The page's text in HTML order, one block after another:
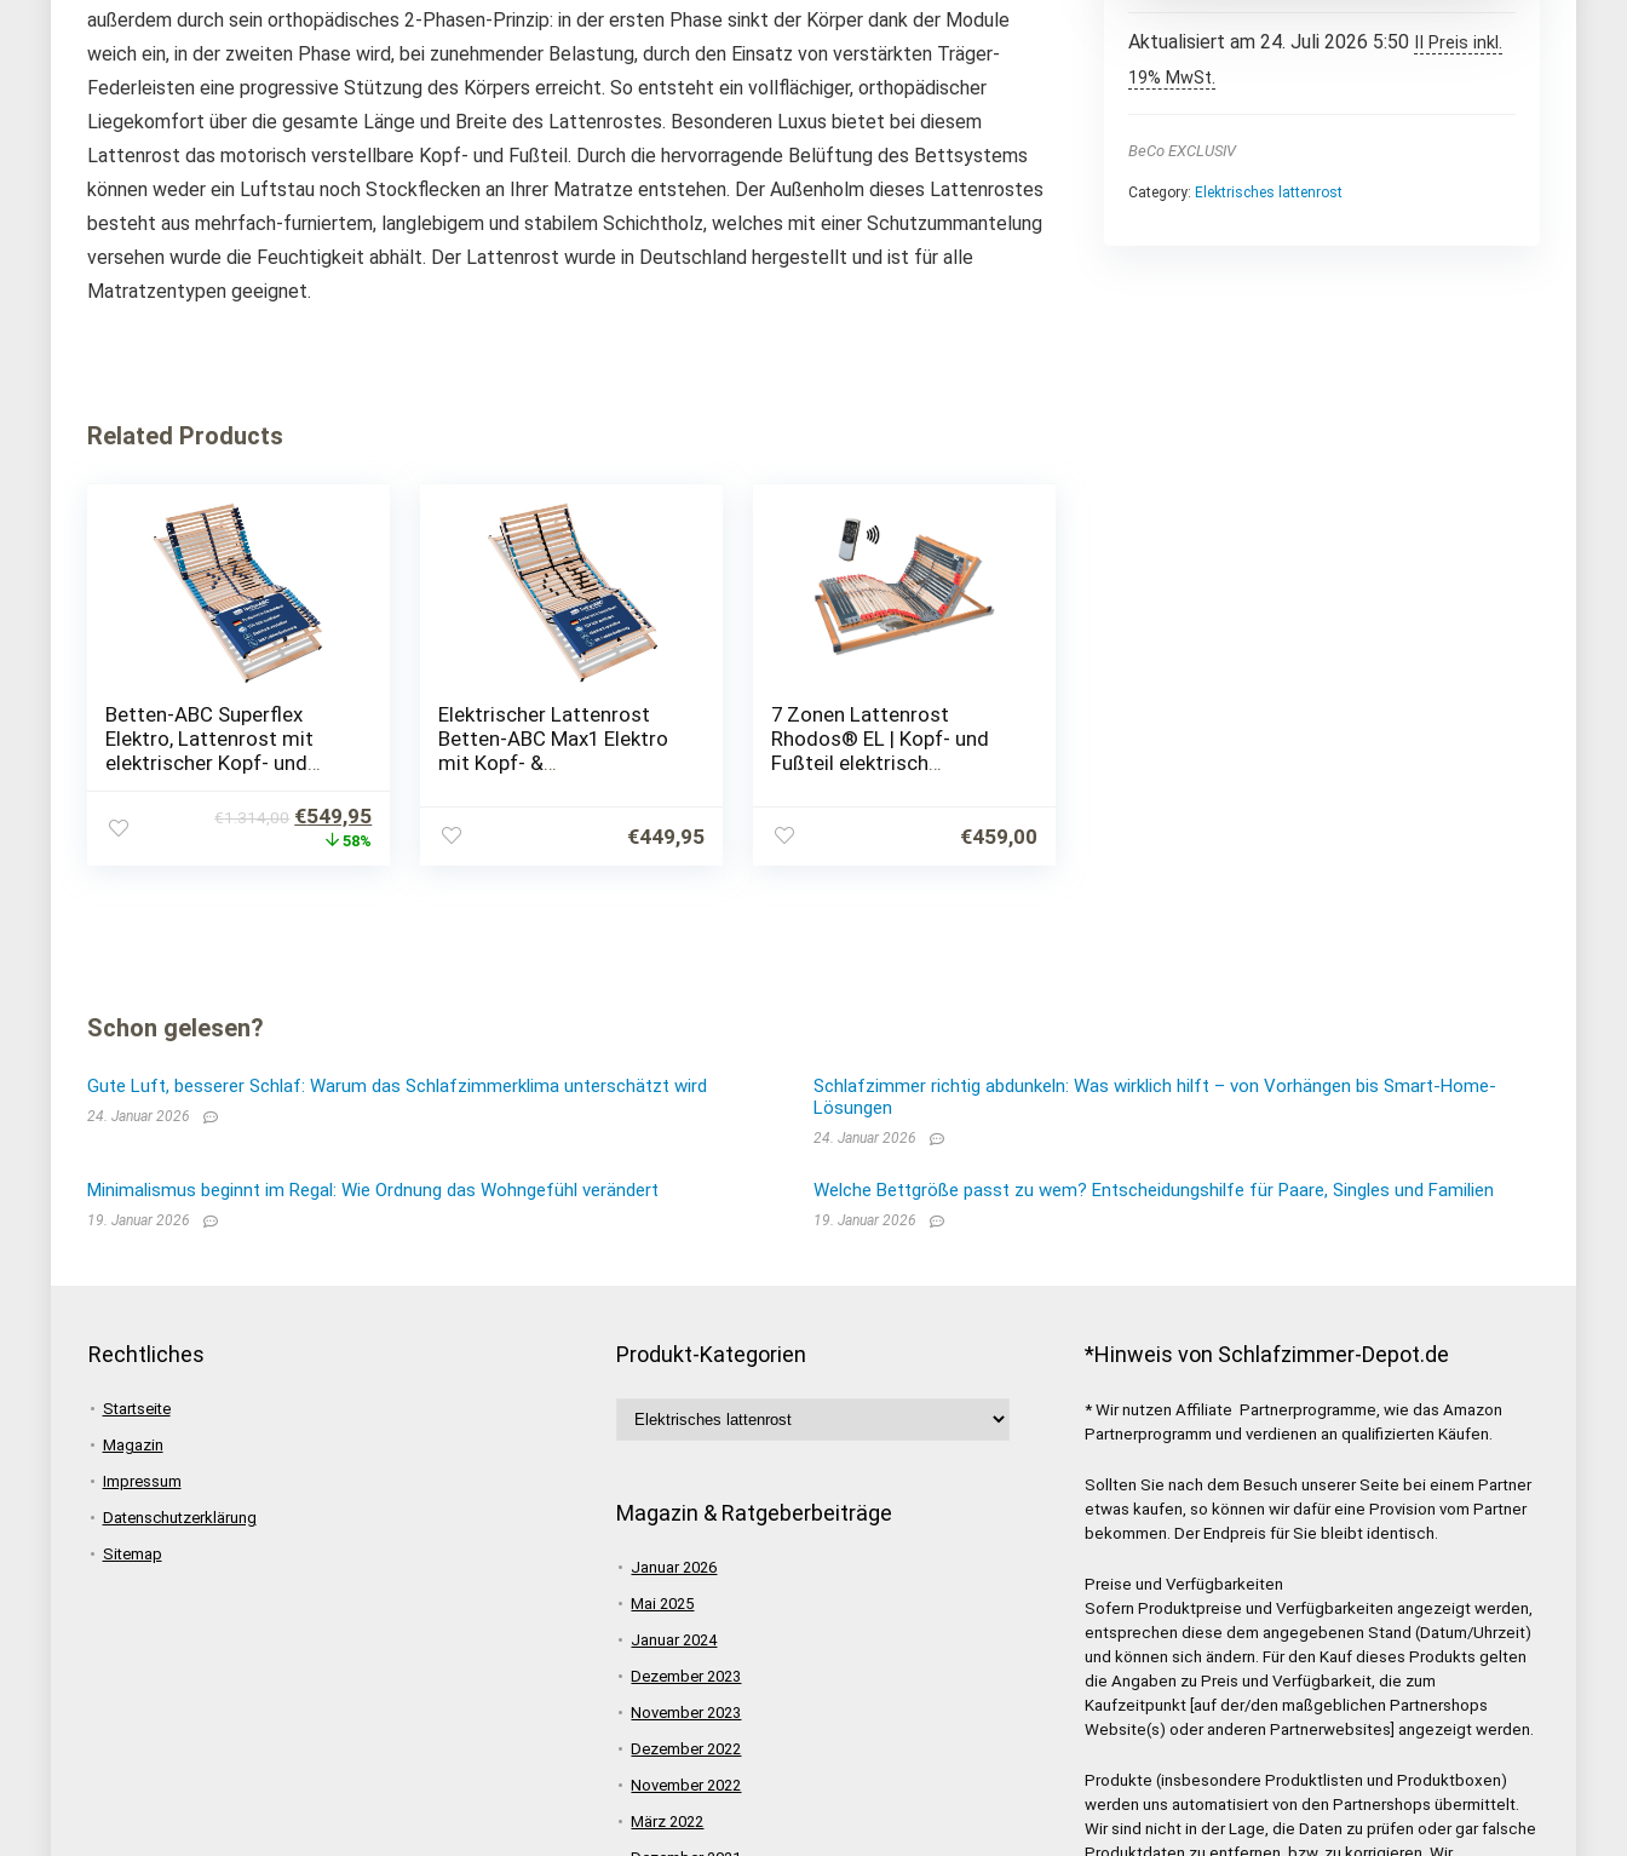
Aktualisiert am 24. Juli 2026 5:50
II Preis inkl.
19% MwSt.
BeCo EXCLUSIV
Category: Elektrisches lattenrost
außerdem durch sein orthopädisches 2-Phasen-Prinzip: in der ersten Phase sinkt der Körper dank der Module
weich ein, in der zweiten Phase wird, bei zunehmender Belastung, durch den Einsatz von verstärkten Träger-
Federleisten eine progressive Stützung des Körpers erreicht. So entsteht ein vollflächiger, orthopädischer
Liegekomfort über die gesamte Länge und Breite des Lattenrostes. Besonderen Luxus bietet bei diesem
Lattenrost das motorisch verstellbare Kopf- und Fußteil. Durch die hervorragende Belüftung des Bettsystems
können weder ein Luftstau noch Stockflecken an Ihrer Matratze entstehen. Der Außenholm dieses Lattenrostes
besteht aus mehrfach-furniertem, langlebigem und stabilem Schichtholz, welches mit einer Schutzummantelung
versehen wurde die Feuchtigkeit abhält. Der Lattenrost wurde in Deutschland hergestellt und ist für alle
Matratzentypen geeignet.
Related Products
Betten-ABC Superflex
Elektro, Lattenrost mit
elektrischer Kopf- und
Größe 100×200
€1.314,00 Ursprünglicher
Preis
€549,95Aktueller
58%
Elektrischer Lattenrost
Betten-ABC Max1 Elektro
mit Kopf- &
90×200
€449,95
7 Zonen Lattenrost
Rhodos® EL | Kopf- und
Fußteil elektrisch
Notabsenkung |
€459,00
Schon gelesen?
Gute Luft, besserer Schlaf: Warum das Schlafzimmerklima unterschätzt wird
24. Januar 2026
Schlafzimmer richtig abdunkeln: Was wirklich hilft – von Vorhängen bis Smart-Home-
Lösungen
24. Januar 2026
Minimalismus beginnt im Regal: Wie Ordnung das Wohngefühl verändert
19. Januar 2026
Welche Bettgröße passt zu wem? Entscheidungshilfe für Paare, Singles und Familien
19. Januar 2026
Rechtliches
Startseite
Magazin
Impressum
Datenschutzerklärung
Sitemap
Produkt-Kategorien
Magazin & Ratgeberbeiträge
Januar 2026
Mai 2025
Januar 2024
Dezember 2023
November 2023
Dezember 2022
November 2022
März 2022
*Hinweis von Schlafzimmer-Depot.de
* Wir nutzen Affiliate Partnerprogramme, wie das Amazon
Partnerprogramm und verdienen an qualifizierten Käufen.
Sollten Sie nach dem Besuch unserer Seite bei einem Partner
etwas kaufen, so können wir dafür eine Provision vom Partner
bekommen. Der Endpreis für Sie bleibt identisch.
Preise und Verfügbarkeiten
Sofern Produktpreise und Verfügbarkeiten angezeigt werden,
entsprechen diese dem angegebenen Stand (Datum/Uhrzeit)
und können sich ändern. Für den Kauf dieses Produkts gelten
die Angaben zu Preis und Verfügbarkeit, die zum
Kaufzeitpunkt [auf der/den maßgeblichen Partnershops
Website(s) oder anderen Partnerwebsites] angezeigt werden.
Produkte (insbesondere Produktlisten und Produktboxen)
werden uns automatisiert von den Partnershops übermittelt.
Wir sind nicht in der Lage, die Daten zu prüfen oder gar falsche